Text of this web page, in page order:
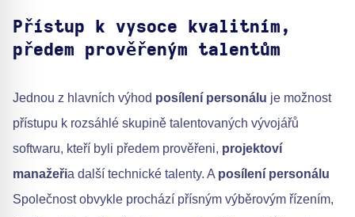
Přístup k vysoce kvalitním,
předem prověřeným talentům
Jednou z hlavních výhod posílení personálu je možnost
přístupu k rozsáhlé skupině talentovaných vývojářů
softwaru, kteří byli předem prověřeni, projektoví
manažeřia další technické talenty. A posílení personálu
Společnost obvykle prochází přísným výběrovým řízením,